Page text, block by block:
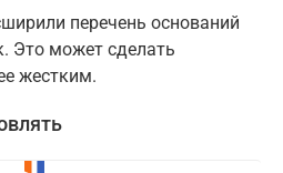
перечень оснований
Это может сделать
жестким.